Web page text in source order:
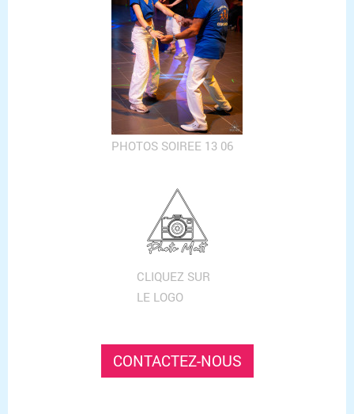
PHOTOS SOIREE 13 06
CLIQUEZ SUR
LE LOGO
CONTACTEZ-NOUS